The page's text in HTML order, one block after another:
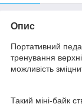
Опис
Портативний
тренування
можливість
Такий міні-байк